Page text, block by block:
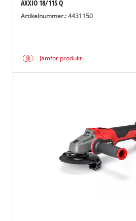
AXXIO 18/115 Q
Artikelnummer.: 4431150
Jämför produkt